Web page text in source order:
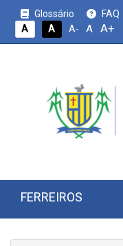
Glossário FAQ
A
A A- A A+
FERREIROS